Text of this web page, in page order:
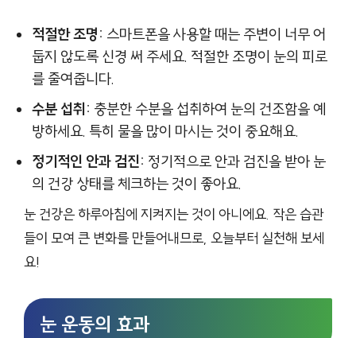
적절한 조명: 스마트폰을 사용할 때는 주변이 너무 어
둡지 않도록 신경 써 주세요. 적절한 조명이 눈의 피로
를 줄여줍니다.
수분 섭취: 충분한 수분을 섭취하여 눈의 건조함을 예
방하세요. 특히 물을 많이 마시는 것이 중요해요.
정기적인 안과 검진: 정기적으로 안과 검진을 받아 눈
의 건강 상태를 체크하는 것이 좋아요.
눈 건강은 하루아침에 지켜지는 것이 아니에요. 작은 습관
들이 모여 큰 변화를 만들어내므로, 오늘부터 실천해 보세
요!
눈 운동의 효과